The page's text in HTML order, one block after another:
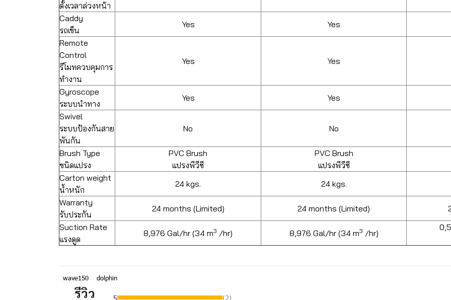
ตั้งเวลาล่วงหน้า
Caddy
รถเข็น
Yes Yes
Remote
Control
รีโมทควบคุมการ
ทำงาน
Yes Yes
Gyroscope
ระบบนำทาง
Yes Yes
Swivel
ระบบป้องกันสาย
พันกัน
No No
Brush Type
ชนิดแปรง
PVC Brush
แปรงพีวีซี
PVC Brush
แปรงพีวีซี
Carton weight
น้ำหนัก
24 kgs. 24 kgs.
Warranty
รับประกัน
24 months (Limited) 24 months (Limited)
Suction Rate
แรงดูด
8,976 Gal/hr (34 m3 /hr) 8,976 Gal/hr (34 m3 /hr)
wave150 dolphin
รีวิว 5 (2)